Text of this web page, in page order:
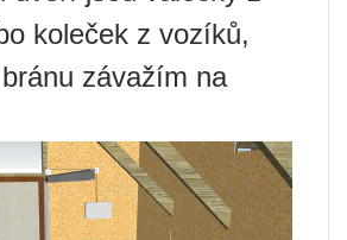
koleček z vozíků,
závažím na